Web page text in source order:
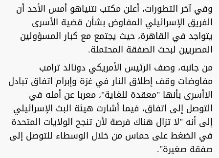
وفي آخر التطورات، أعلن مكتب نتنياهو أمس الأحد أن
الفريق الإسرائيلي المفاوض بشأن قضية الأسرى
يتواجد في القاهرة، حيث يجتمع مع كبار المسؤولين
المصريين لبحث الصفقة المحتملة.
من جانبه، وصف الرئيس الأمريكي دونالد ترامب
مفاوضات وقف إطلاق النار في غزة وإبرام اتفاق تبادل
الاأسرى بأنها "معقدة للغاية"، معربا عن أمله في
التوصل إلى اتفاق، فيما أشارت هيئة البث الإسرائيلي
إلى أنه "لا تزال هناك فرصة لأن تنجح الولايات المتحدة
في الضغط على حماس من خلال الوسطاء للتوصل إلى
صفقة صغيرة".